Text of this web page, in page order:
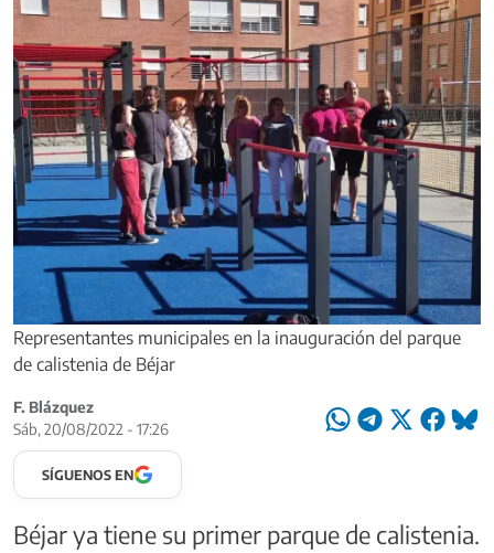
Representantes municipales en la inauguración del parque
de calistenia de Béjar
F. Blázquez
Sáb, 20/08/2022 - 17:26
SÍGUENOS EN
Béjar ya tiene su primer parque de calistenia.